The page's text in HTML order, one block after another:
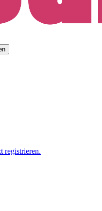
registrieren.